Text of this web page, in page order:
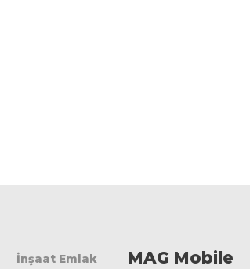
İnşaat Emlak
MAG Mobile